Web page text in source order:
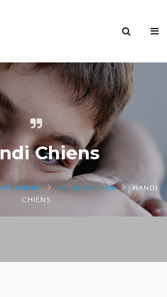
Chiens
AU QUOTIDIEN
HANDI
CHIENS